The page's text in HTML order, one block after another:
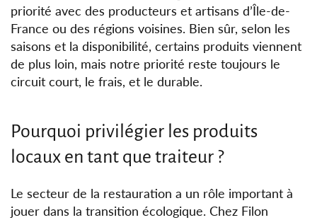
priorité avec des producteurs et artisans d’Île-de-
France ou des régions voisines. Bien sûr, selon les
saisons et la disponibilité, certains produits viennent
de plus loin, mais notre priorité reste toujours le
circuit court, le frais, et le durable.
Pourquoi privilégier les produits
locaux en tant que traiteur ?
Le secteur de la restauration a un rôle important à
jouer dans la transition écologique. Chez Filon